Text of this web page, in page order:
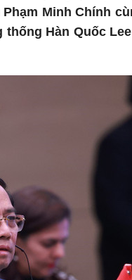
Minh Chính
Hàn Quốc